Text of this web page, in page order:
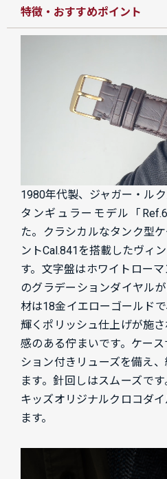
特徴・おすすめポイント
1980年代製、ジャガー・ル
タンギュラーモデル「
た。クラシカルなタンク型
ントCal.841を搭載したヴィ
す。文字盤はホワイトロー
のグラデーションダイヤル
材は18金イエローゴールド
輝くポリッシュ仕上げが施
感のある佇まいです。ケー
ション付きリューズを備え
ます。針回しはスムーズで
キッズオリジナルクロコダ
ます。